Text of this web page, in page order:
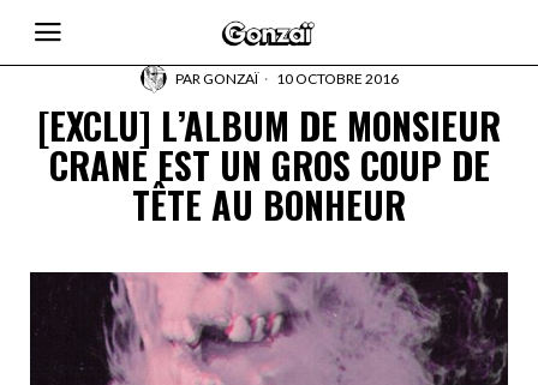
PARGONZAÏ 10 OCTOBRE 2016
[EXCLU] L’ALBUM DE MONSIEUR
CRANE EST UN GROS COUP DE
TÊTE AU BONHEUR